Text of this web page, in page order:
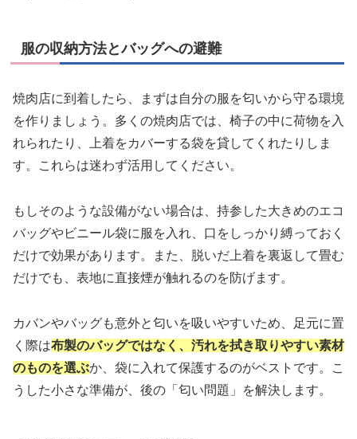
服の収納方法とバッグへの避難
焼肉店に到着したら、まずは自分の服を匂いから守る環境
を作りましょう。多くの焼肉店では、椅子の中に荷物を入
れられたり、上着をカバーする袋を貸してくれたりしま
す。これらは迷わず活用してください。
もしそのような設備がない場合は、持参した大きめのエコ
バッグやビニール袋に服を入れ、口をしっかり縛っておく
だけで効果があります。また、脱いだ上着を裏返して畳む
だけでも、表地に直接煙が触れるのを防げます。
カバンやバッグも意外と匂いを吸いやすいため、足元に置
く際は布製のバッグではなく、汚れを拭き取りやすい素材
のものを選ぶか、袋に入れて保護するのがベストです。こ
うした小さな準備が、後の「匂い問題」を解決します。